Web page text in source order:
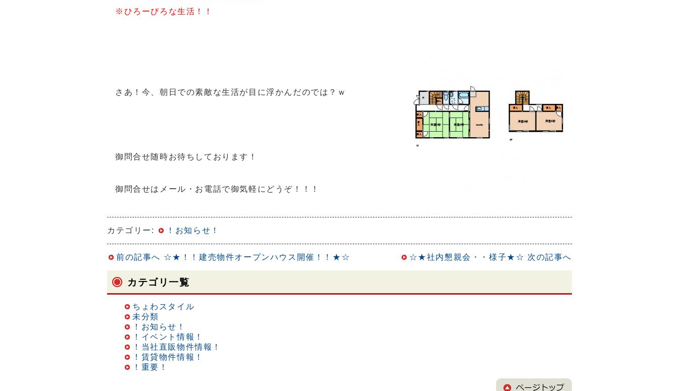
※ひろーびろな生活！！
さあ！今、朝日での素敵な生活が目に浮かんだのでは？ｗ
御問合せ随時お待ちしております！
御問合せはメール・お電話で御気軽にどうぞ！！！
カテゴリー: ！お知らせ！
前の記事へ ☆★！！建売物件オープンハウス開催！！★☆ ☆★社内懇親会・・様子★☆ 次の記事へ
カテゴリ一覧
ちょわスタイル
未分類
！お知らせ！
！イベント情報！
！当社直販物件情報！
！賃貸物件情報！
！重要！